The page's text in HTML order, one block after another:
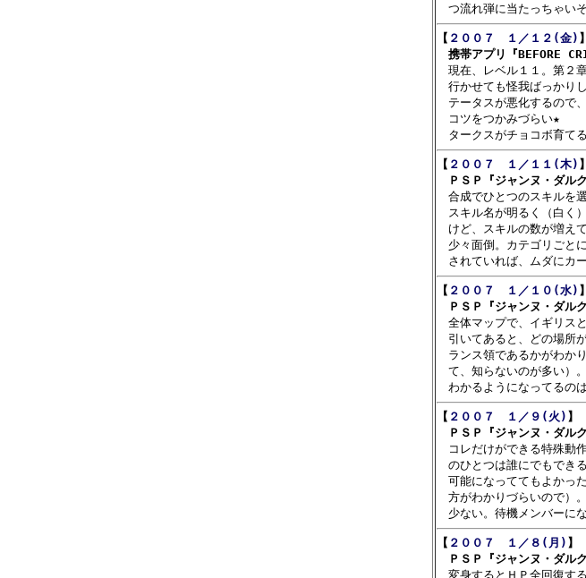
【 ２００７　１／１２(金) 】
携帯アプリ『BEFORE
現在、レベル１１。第２
行かせても怪我ばっかり
テータスが悪化するので
コツをつかみづらい★
【 ２００７　１／１１(木) 】
ＰＳＰ『ジャンヌ・ダルク
合成でひとつのスキルを
スキル名が明るく（白く
けど、スキルの数が増え
少々面倒。カテゴリごと
【 ２００７　１／１０(水) 】
ＰＳＰ『ジャンヌ・ダルク
全体マップで、イギリス
引いてあると、どの場所
ランス領であるかがわか
て、知らないのが多い）
【 ２００７　１／９(火) 】
ＰＳＰ『ジャンヌ・ダルク
コレだけができる特殊動
のひとつは誰にでもでき
可能になっててもよかっ
方がわかりづらいので）
【 ２００７　１／８(月) 】
ＰＳＰ『ジャンヌ・ダルク
変身するとＨＰ全回復す